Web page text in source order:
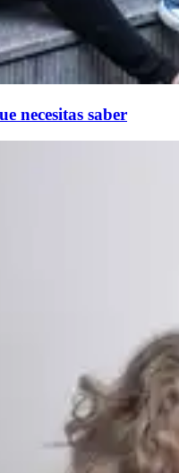
necesitas saber